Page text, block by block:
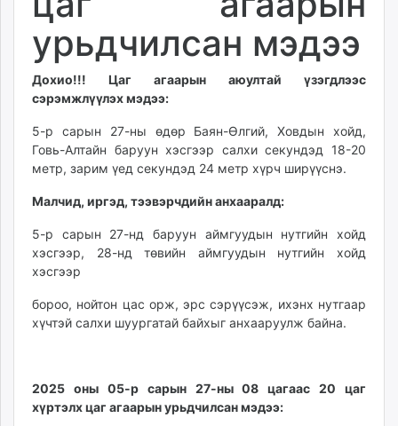
ikon.mn
mnb.mn
Livetv.mn
Eguur.mn
24tsag.mn
shuud.mn
eagle.mn
ergelt.mn
today.mn
zuv.mn
mminfo.mn
ugluu.mn
urlag.mn
unen.mn
shuurhai.mn
unuudur.mn
урьдчилсан мэдээ
Дохио!!! Цаг агаарын аюултай үзэгдлээс
сэрэмжлүүлэх мэдээ:
5-р сарын 27-ны өдөр Баян-Өлгий, Ховдын хойд,
Говь-Алтайн баруун хэсгээр салхи секундэд 18-20
метр, зарим үед секундэд 24 метр хүрч ширүүснэ.
Малчид, иргэд, тээвэрчдийн анхааралд:
5-р сарын 27-нд баруун аймгуудын нутгийн хойд
хэсгээр, 28-нд төвийн аймгуудын нутгийн хойд
хэсгээр
бороо, нойтон цас орж, эрс сэрүүсэж, ихэнх нутгаар
хүчтэй салхи шуургатай байхыг анхааруулж байна.
2025 оны 05-р сарын 27-ны 08 цагаас 20 цаг
хүртэлх цаг агаарын урьдчилсан мэдээ: